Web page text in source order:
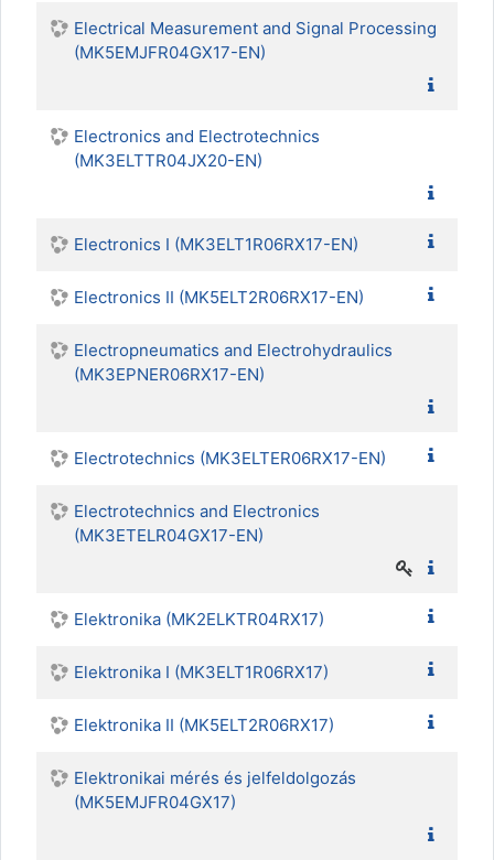
Electrical Measurement and Signal Processing
(MK5EMJFR04GX17-EN)
Electronics and Electrotechnics
(MK3ELTTR04JX20-EN)
Electronics I (MK3ELT1R06RX17-EN)
Electronics II (MK5ELT2R06RX17-EN)
Electropneumatics and Electrohydraulics
(MK3EPNER06RX17-EN)
Electrotechnics (MK3ELTER06RX17-EN)
Electrotechnics and Electronics
(MK3ETELR04GX17-EN)
Elektronika (MK2ELKTR04RX17)
Elektronika I (MK3ELT1R06RX17)
Elektronika II (MK5ELT2R06RX17)
Elektronikai mérés és jelfeldolgozás
(MK5EMJFR04GX17)